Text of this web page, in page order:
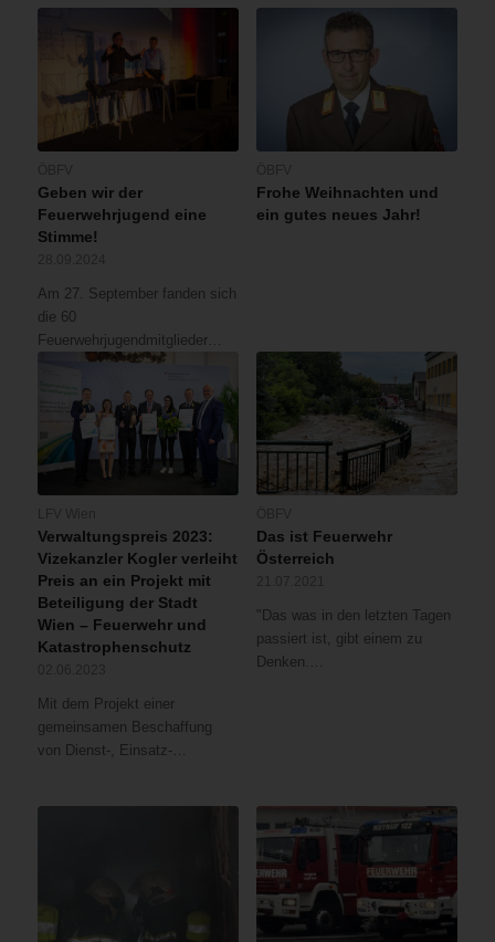
Geben wir der
Feuerwehrjugend eine
Stimme!
Am 27. September fanden sich
die 60
Feuerwehrjugendmitglieder…
Frohe Weihnachten und
ein gutes neues Jahr!
Verwaltungspreis 2023:
Vizekanzler Kogler verleiht
Preis an ein Projekt mit
Beteiligung der Stadt
Wien – Feuerwehr und
Katastrophenschutz
Mit dem Projekt einer
gemeinsamen Beschaffung
von Dienst-, Einsatz-…
Das ist Feuerwehr
Österreich
"Das was in den letzten Tagen
passiert ist, gibt einem zu
Denken.…